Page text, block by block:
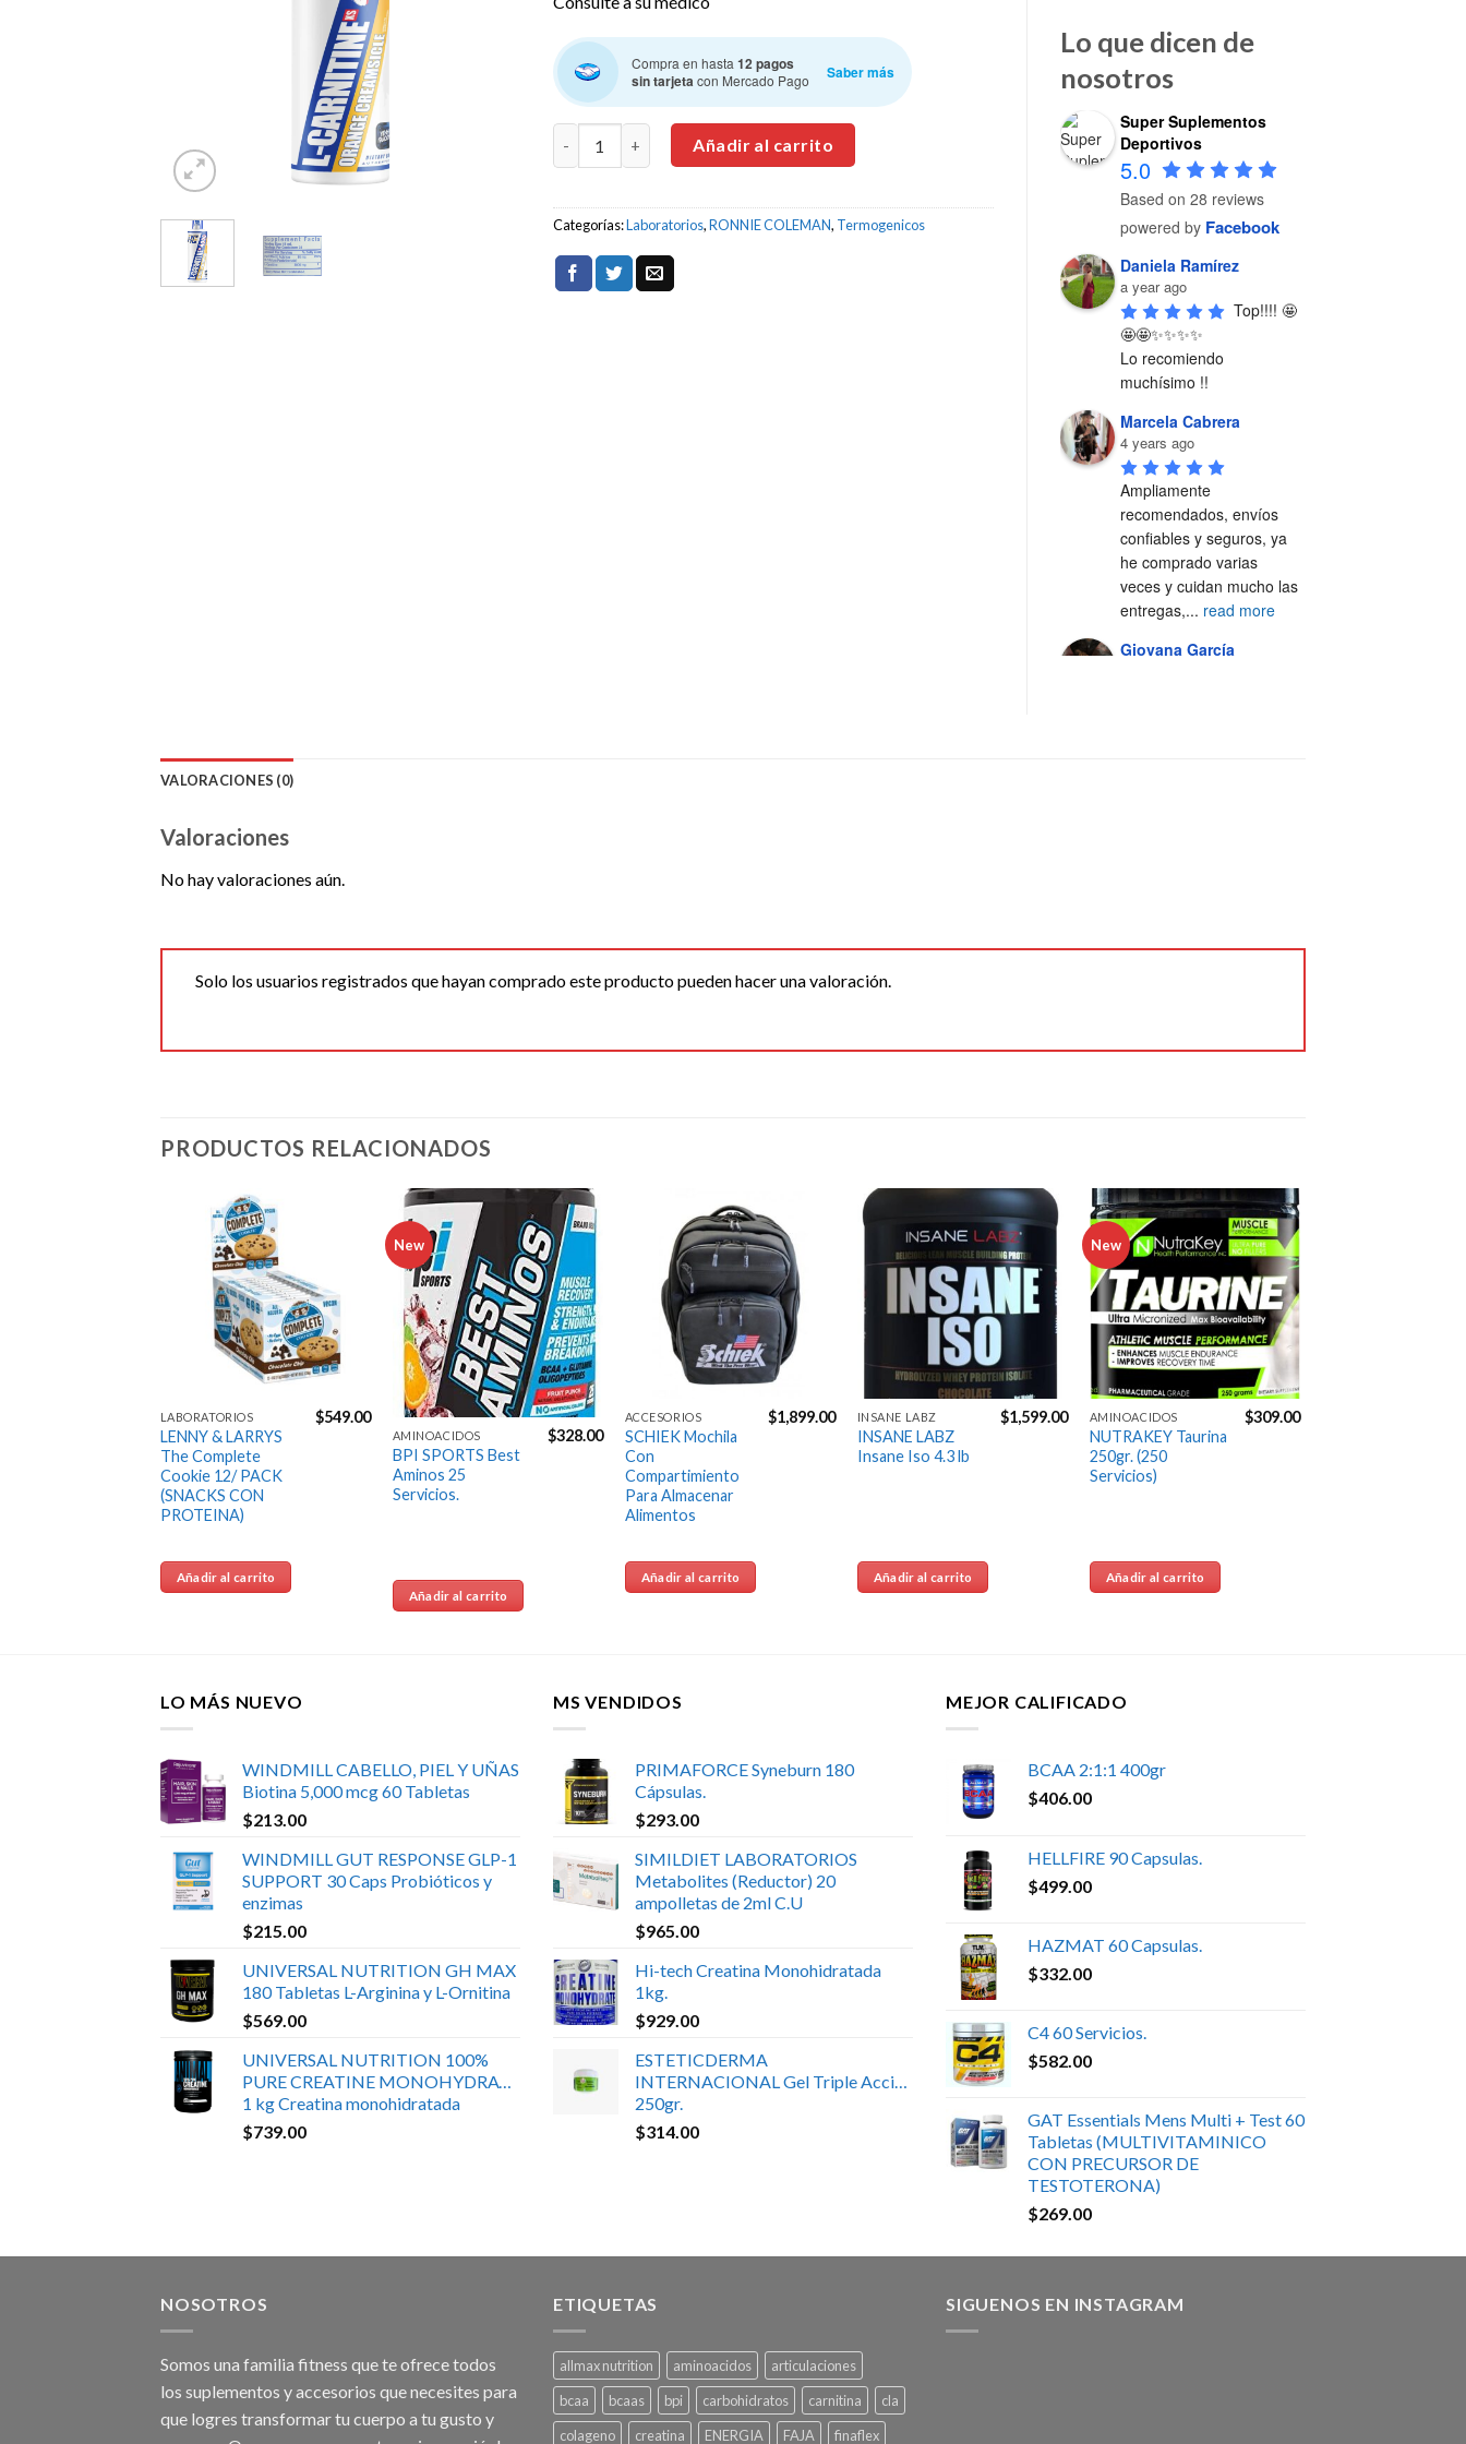
Compra en hasta12 pagos
sin tarjetacon Mercado Pago Saber más
Añadir al carrito
Categorías:Laboratorios,RONNIE COLEMAN, Termogenicos
Lo que dicen de
nosotros
Super Suplementos
Deportivos
5.0
Based on 28 reviews
powered by Facebook
Daniela Ramírez
a year ago
Top!!!! 🤩
🤩🤩✨✨✨✨
Lo recomiendo
muchísimo !!
Marcela Cabrera
4 years ago
Ampliamente
recomendados, envíos
confiables y seguros, ya
he comprado varias
veces y cuidan mucho las
entregas,... read more
Giovana García
Los
en tiempo y forma.
recomendable y
confiable.
Excelente servicio!
Gustavo Manrique
6 years ago
Envíos
muy rápidos excelentes
precios y atencion
Next Reviews
VALORACIONES (0)
Valoraciones
No hay valoraciones aún.
Solo los usuarios registrados que hayan comprado este producto pueden hacer una valoración.
PRODUCTOS RELACIONADOS
deseos
LABORATORIOS
LENNY & LARRYS
The Complete
Cookie 12/ PACK
(SNACKS CON
PROTEINA)
$549.00
Añadir al carrito
New
Agregar
a la
Lista de
deseos
AMINOACIDOS
BPI SPORTS Best
Aminos 25
Servicios.
$328.00
Añadir al carrito
Agregar
a la
Lista de
deseos
ACCESORIOS
SCHIEK Mochila
Con
Compartimiento
Para Almacenar
Alimentos
$1,899.00
Añadir al carrito
Agregar
a la
Lista de
deseos
INSANE LABZ
INSANE LABZ
Insane Iso 4.3 lb
$1,599.00
Añadir al carrito
New
Agregar
a la
Lista de
deseos
AMINOACIDOS
NUTRAKEY Taurina
250gr. (250
Servicios)
$309.00
Añadir al carrito
LO MÁS NUEVO
WINDMILL CABELLO, PIEL Y UÑAS
Biotina 5,000 mcg 60 Tabletas
$213.00
WINDMILL GUT RESPONSE GLP-1
SUPPORT 30 Caps Probióticos y
enzimas
$215.00
UNIVERSAL NUTRITION GH MAX
180 Tabletas L-Arginina y L-Ornitina
$569.00
UNIVERSAL NUTRITION 100%
PURE CREATINE MONOHYDRATE
1 kg Creatina monohidratada
$739.00
MS VENDIDOS
PRIMAFORCE Syneburn 180
Cápsulas.
$293.00
SIMILDIET LABORATORIOS
Metabolites (Reductor) 20
ampolletas de 2ml C.U
$965.00
Hi-tech Creatina Monohidratada
1kg.
$929.00
ESTETICDERMA
INTERNACIONAL Gel Triple Acción
250gr.
$314.00
MEJOR CALIFICADO
BCAA 2:1:1 400gr
$406.00
HELLFIRE 90 Capsulas.
$499.00
HAZMAT 60 Capsulas.
$332.00
C4 60 Servicios.
$582.00
GAT Essentials Mens Multi + Test 60
Tabletas (MULTIVITAMINICO
CON PRECURSOR DE
TESTOTERONA)
$269.00
NOSOTROS
Somos una familia fitness que te ofrece todos
los suplementos y accesorios que necesites para
que logres transformar tu cuerpo a tu gusto y
ETIQUETAS
allmax nutrition aminoacidos
articulaciones
bcaa
bcaas bpi carbohidratos carnitina
cla
colageno
creatina ENERGIA FAJA finaflex
SIGUENOS EN INSTAGRAM